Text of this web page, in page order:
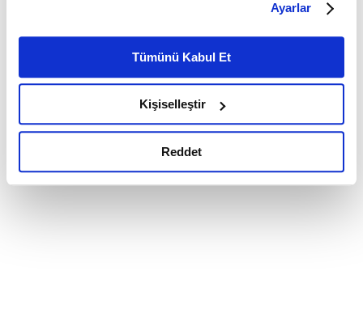
belirleyebilirsiniz. Çerezlere ilişkin detaylı bilgi için
Ayarlar butonuna tıklayabilir,Çerez Bilgilendirme
Metnimizi ziyaret edebilirsiniz.
6698 sayılı Kişisel Verilerin Korunması Kanunu uyarınca
okumak ve sitemizi ziyaretiniz kapsamında
gerçekleştirilen veri işleme faaliyetleri ile ilgili daha
detaylı bilgi almak için lütfentıklayınız.
Ayarlar
Tümünü Kabul Et
Kişiselleştir
Reddet